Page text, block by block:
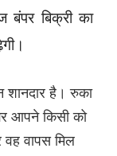
बिक्री का
है। रुका
आपने किसी को
वह वापस मिल